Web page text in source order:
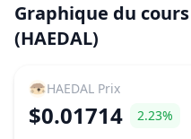
Graphique du
(HAEDAL)
HAEDAL Prix
$0.01714 2.23%